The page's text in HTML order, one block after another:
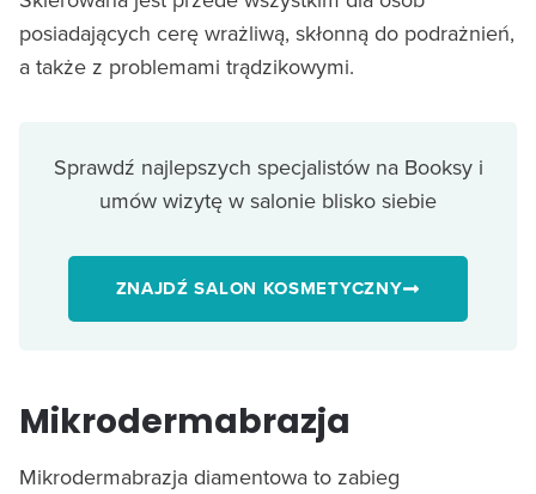
posiadających cerę wrażliwą, skłonną do podrażnień,
a także z problemami trądzikowymi.
Sprawdź najlepszych specjalistów na Booksy i
umów wizytę w salonie blisko siebie
ZNAJDŹ SALON KOSMETYCZNY
Mikrodermabrazja
Mikrodermabrazja diamentowa to zabieg